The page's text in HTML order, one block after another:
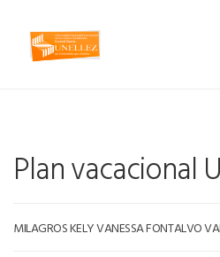
Plan vacacional
MILAGROS KELY VANESSA FONTALVO